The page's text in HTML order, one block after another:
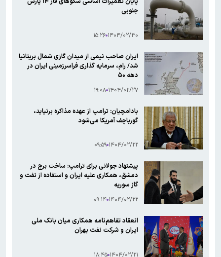
جنوبی
۱۴۰۴/۰۲/۳۰ ۱۵:۲۶
ایران صاحب نیمی از میدان گازی شمال بریتانیا
شد/ رام، سرمایه گذاری فراسرزمینی ایران در
دهه ۵۰
۱۴۰۴/۰۲/۲۷ ۱۹:۰۸
بادامچیان: ترامپ از عهده مذاکره برنیاید،
گورباچف آمریکا می‌شود
۱۴۰۴/۰۲/۲۲ ۰۹:۵۹
پیشنهاد جولانی برای ترامپ: ساخت برج در
دمشق، همکاری علیه ایران و استفاده از نفت و
گاز سوریه
۱۴۰۴/۰۲/۲۲ ۰۹:۱۴
انعقاد تفاهم‌نامه همکاری میان بانک ملی
ایران و شرکت نفت بهران
۱۴۰۴/۰۲/۲۱ ۱۸:۴۵